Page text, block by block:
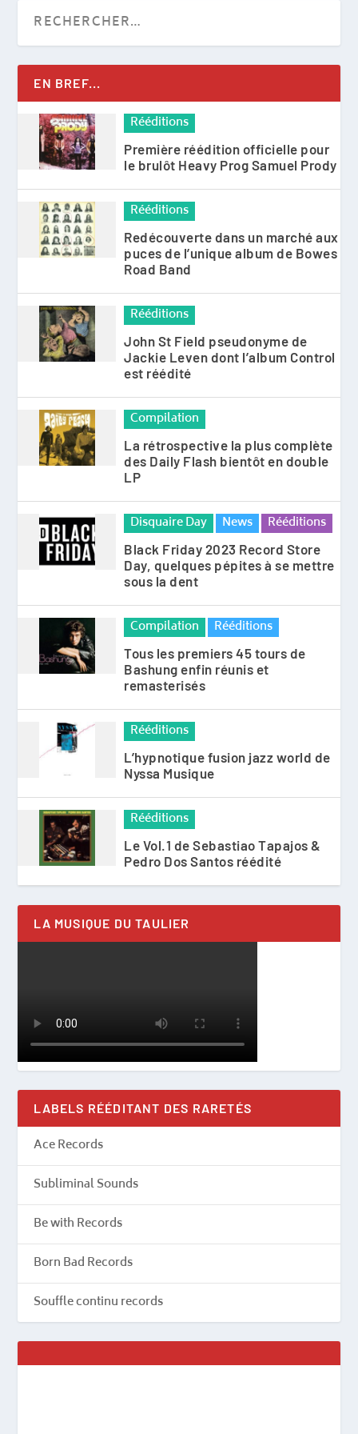
EN BREF...
Rééditions
Première réédition officielle pour
le brulôt Heavy Prog Samuel Prody
Rééditions
Redécouverte dans un marché aux
puces de l’unique album de Bowes
Road Band
Rééditions
John St Field pseudonyme de
Jackie Leven dont l’album Control
est réédité
Compilation
La rétrospective la plus complète
des Daily Flash bientôt en double
LP
Disquaire Day News Rééditions
Black Friday 2023 Record Store
Day, quelques pépites à se mettre
sous la dent
Compilation Rééditions
Tous les premiers 45 tours de
Bashung enfin réunis et
remasterisés
Rééditions
L’hypnotique fusion jazz world de
Nyssa Musique
Rééditions
Le Vol.1 de Sebastiao Tapajos &
Pedro Dos Santos réédité
LA MUSIQUE DU TAULIER
LABELS RÉÉDITANT DES RARETÉS
Ace Records
Subliminal Sounds
Be with Records
Born Bad Records
Souffle continu records